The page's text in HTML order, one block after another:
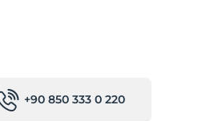
+90 850 333 0 220